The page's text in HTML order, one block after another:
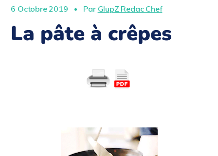
6 Octobre 2019 Par GlupZ Redac Chef
La pâte à crêpes